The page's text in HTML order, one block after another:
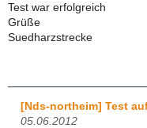
Test war erfolgreich
Grüße
Suedharzstrecke
[Nds-northeim] Test
05.06.2012